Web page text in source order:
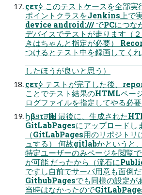
ςετ࣮ߦ このテストケースを全部実行するエントリー
ポイントクラスをJenkins上で
device android:/// でPCにつな
デバイスでテストが走ります（
きはちゃんと指定が必要）
つけるとテスト中を録画してく
（後述の
したほうが良いと思う）
ςετ࣮ߦ テストが完了した後、reportコマンドを叩く
ことでテスト結果のHTMLペー
ログファイルを指定してやる必要
Ϧβϧτੜ੒ 最後に、生成された
GitLabPagesにアップロードし
（GitLabPages用のリポジトリ
ュする） 何故gitlabかというと
特定ユーザーのみページを閲覧
が可能 だったから（流石に
ですし自前でサーバ用意も面倒
GithubPagesでも同様の設定が
当時はなかったので